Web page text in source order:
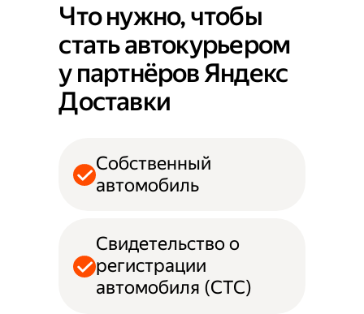
Что нужно, чтобы
стать автокурьером
у партнёров Яндекс
Доставки
Собственный
автомобиль
Свидетельство о
регистрации
автомобиля (СТС)